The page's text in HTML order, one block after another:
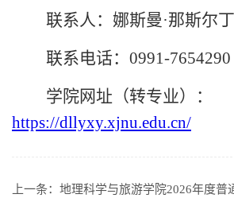
联系人： 娜斯曼·那斯尔丁
联系电话： 0991-7654290
学院网址（转专业）：
https://dllyxy.xjnu.edu.cn/
上一条： 地理科学与旅游学院2026年度普